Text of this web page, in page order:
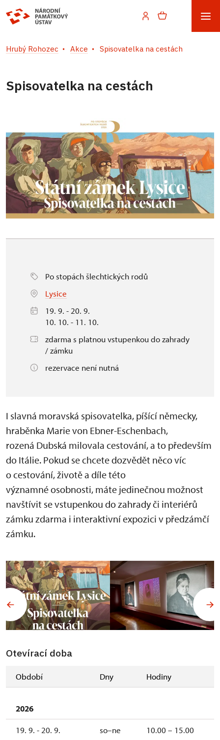
Hrubý Rohozec Akce Spisovatelka na cestách
Spisovatelka na cestách
Po stopách šlechtických rodů
Lysice
19. 9. - 20. 9.
10. 10. - 11. 10.
zdarma s platnou vstupenkou do zahrady
/ zámku
rezervace není nutná
I slavná moravská spisovatelka, píšící německy,
hraběnka Marie von Ebner-Eschenbach,
rozená Dubská milovala cestování, a to především
do Itálie. Pokud se chcete dozvědět něco víc
o cestování, životě a díle této
významné osobnosti, máte jedinečnou možnost
navštívit se vstupenkou do zahrady či interiérů
zámku zdarma i interaktivní expozici v předzámčí
zámku.
Otevírací doba
Období Dny Hodiny
2026
19. 9. - 20. 9. so–ne 10.00 – 15.00